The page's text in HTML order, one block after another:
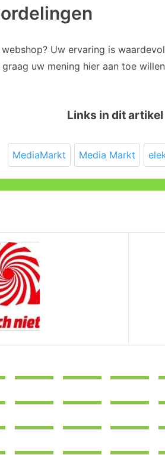
Uw ervaring is
uw mening hier aan toe
Links in dit artikel
MediaMarkt Media Markt